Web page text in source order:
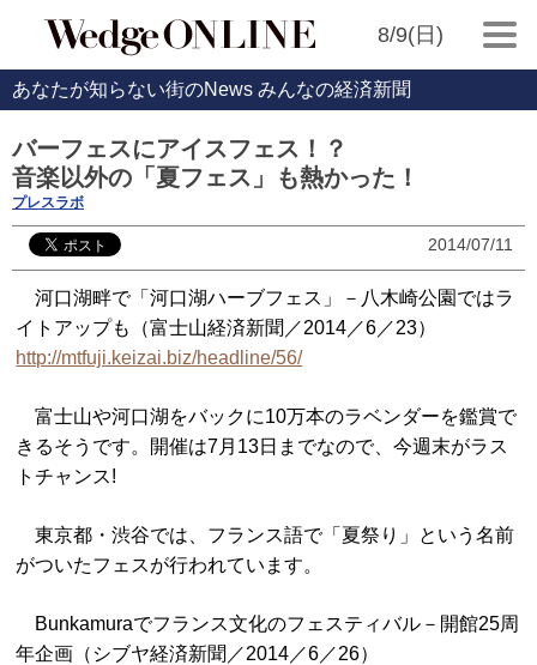
8/9(日)
あなたが知らない街のNews みんなの経済新聞
バーフェスにアイスフェス！？
音楽以外の「夏フェス」も熱かった！
プレスラボ
2014/07/11
河口湖畔で「河口湖ハーブフェス」－八木崎公園ではラ
イトアップも（富士山経済新聞／2014／6／23）
http://mtfuji.keizai.biz/headline/56/
富士山や河口湖をバックに10万本のラベンダーを鑑賞で
きるそうです。開催は7月13日までなので、今週末がラス
トチャンス!
東京都・渋谷では、フランス語で「夏祭り」という名前
がついたフェスが行われています。
Bunkamuraでフランス文化のフェスティバル－開館25周
年企画（シブヤ経済新聞／2014／6／26）